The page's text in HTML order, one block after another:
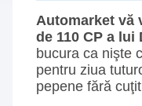
Automarket vă
de 110 CP a lui
bucura ca nişte
pentru ziua
pepene fără